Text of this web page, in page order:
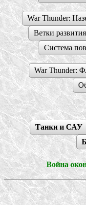
War Thunder:
Ветки развития
Система
War Thunder:
Танки и САУ
Война